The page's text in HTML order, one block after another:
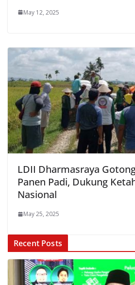
May 12, 2025
LDII Dharmasraya
Panen Padi, Dukung
Nasional
May 25, 2025
Recent Posts